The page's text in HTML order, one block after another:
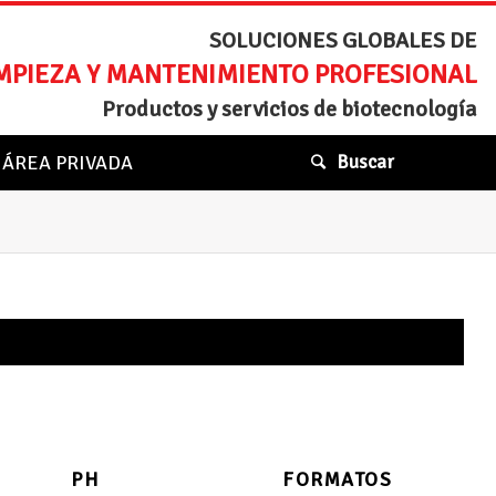
SOLUCIONES GLOBALES DE
Y MANTENIMIENTO PROFESIONAL
Productos y servicios de biotecnología
ÁREA PRIVADA Buscar
PH FORMATOS